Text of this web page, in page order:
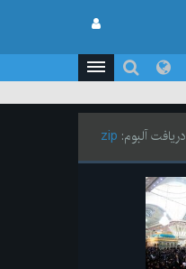
دریافت آلبوم: zip